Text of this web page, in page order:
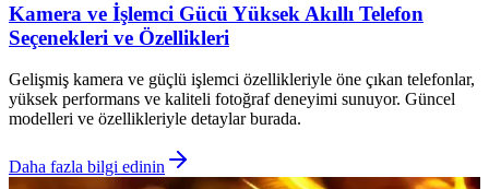
Kamera ve İşlemci Gücü Yüksek Akıllı Telefon
Seçenekleri ve Özellikleri
Gelişmiş kamera ve güçlü işlemci özellikleriyle öne çıkan telefonlar,
yüksek performans ve kaliteli fotoğraf deneyimi sunuyor. Güncel
modelleri ve özellikleriyle detaylar burada.
Daha fazla bilgi edinin